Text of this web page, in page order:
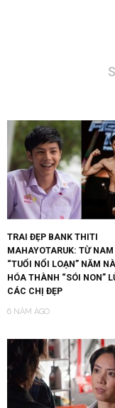
TRAI ĐẸP BANK THITI
MAHAYOTARUK: TỪ
“TUỔI NỔI LOẠN” NĂM
HÓA THÀNH “SÓI NON”
CÁC CHỊ ĐẸP
6 NĂM AGO